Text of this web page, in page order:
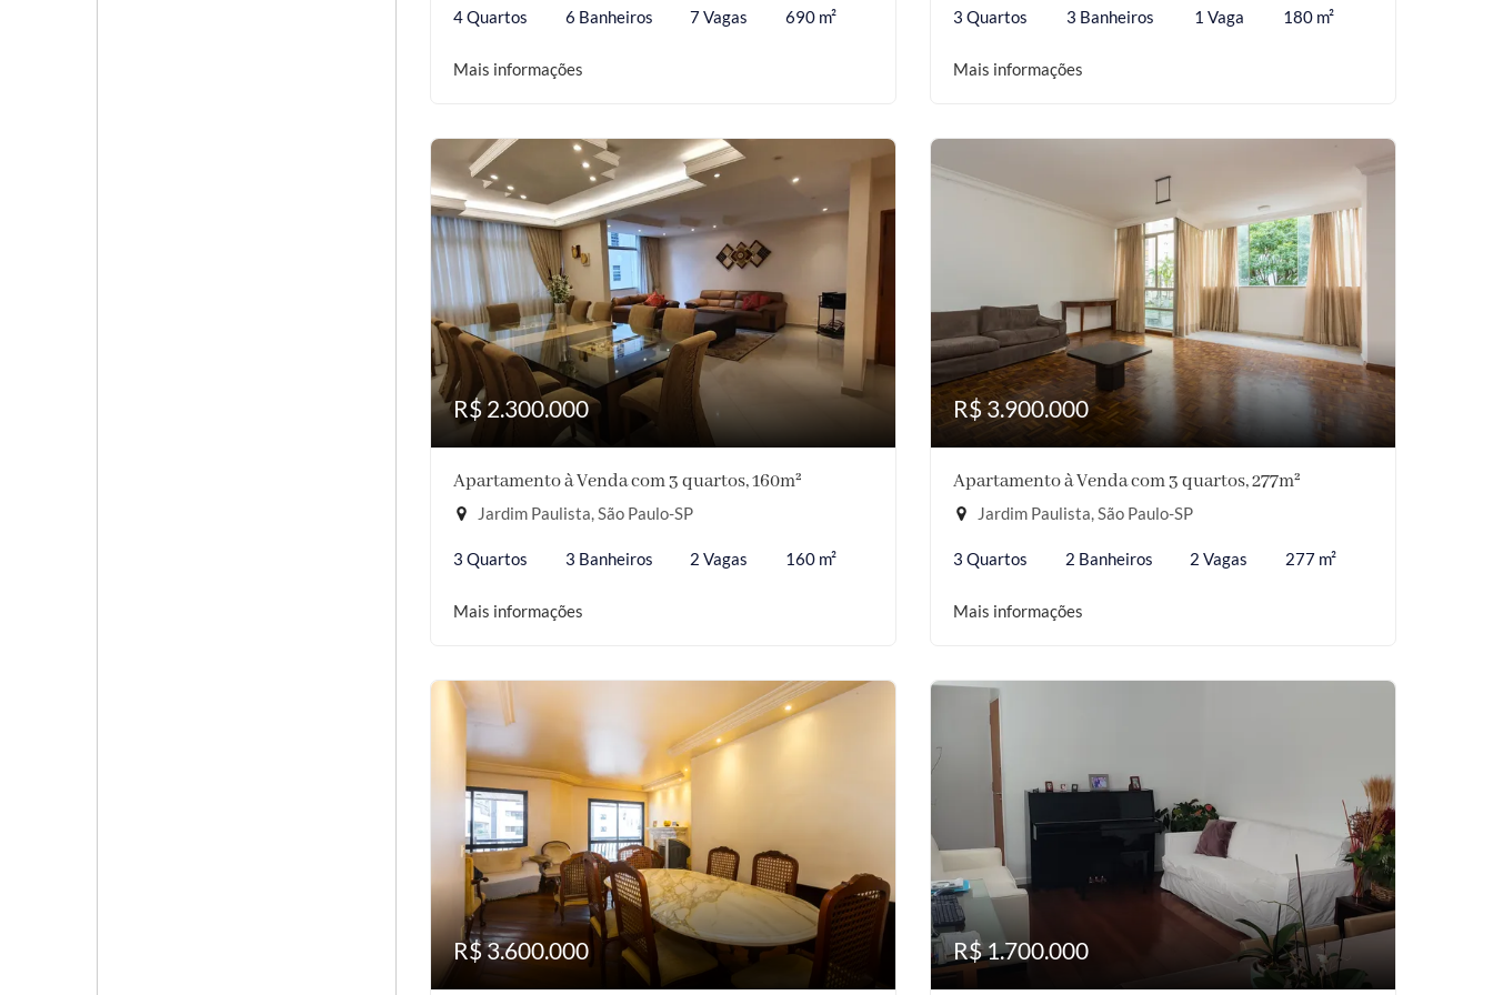
4 Quartos 6 Banheiros 7 Vagas 690 m²
Mais informações
3 Quartos 3 Banheiros 1 Vaga 180 m²
Mais informações
R$ 2.300.000
Apartamento à Venda com 3 quartos, 160m²
Jardim Paulista, São Paulo-SP
3 Quartos 3 Banheiros 2 Vagas 160 m²
Mais informações
R$ 3.900.000
Apartamento à Venda com 3 quartos, 277m²
Jardim Paulista, São Paulo-SP
3 Quartos 2 Banheiros 2 Vagas 277 m²
Mais informações
R$ 3.600.000 R$ 1.700.000